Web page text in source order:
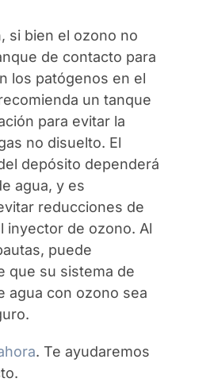
si bien el ozono no
de contacto para
los patógenos en el
un tanque
para evitar la
no disuelto. El
depósito dependerá
agua, y es
reducciones de
inyector de ozono. Al
puede
que su sistema de
agua con ozono sea
. Te ayudaremos